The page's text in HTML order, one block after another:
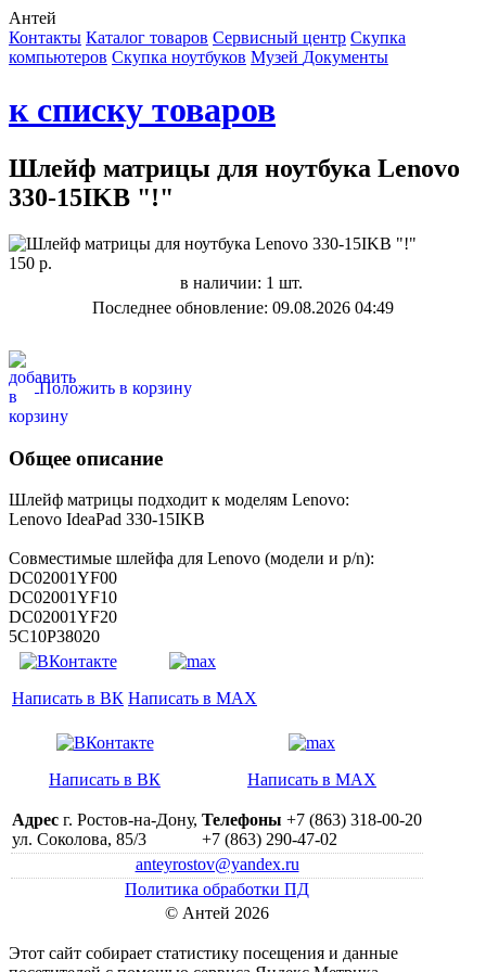
Антей
Контакты Каталог товаров Сервисный центр Cкупка
компьютеров Cкупка ноутбуков Музей Документы
к списку товаров
Шлейф матрицы для ноутбука Lenovo
330-15IKB "!"
150 р.
в наличии: 1 шт.
Последнее обновление: 09.08.2026 04:49
Положить в корзину
Общее описание
Шлейф матрицы подходит к моделям Lenovo:
Lenovo IdeaPad 330-15IKB
Совместимые шлейфа для Lenovo (модели и p/n):
DC02001YF00
DC02001YF10
DC02001YF20
5C10P38020
Написать в ВК Написать в MAX
Написать в ВК Написать в MAX
Адрес г. Ростов-на-Дону,
ул. Соколова, 85/3
Телефоны +7 (863) 318-00-20
+7 (863) 290-47-02
anteyrostov@yandex.ru
Политика обработки ПД
© Антей 2026
Этот сайт собирает статистику посещения и данные